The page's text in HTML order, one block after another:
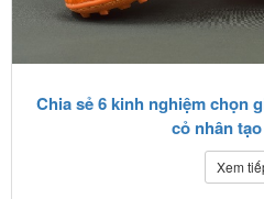
Chia sẻ 6 kinh nghiệm chọn
cỏ nhân
Xem